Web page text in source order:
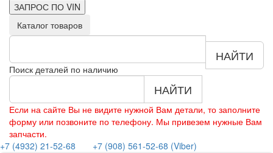
ЗАПРОС ПО VIN
Каталог товаров
Поиск деталей по наличию
НАЙТИ
НАЙТИ
Если на сайте Вы не видите нужной Вам детали, то заполните
форму или позвоните по телефону. Мы привезем нужные Вам
запчасти.
+7 (4932) 21-52-68
+7 (908) 561-52-68 (Viber)